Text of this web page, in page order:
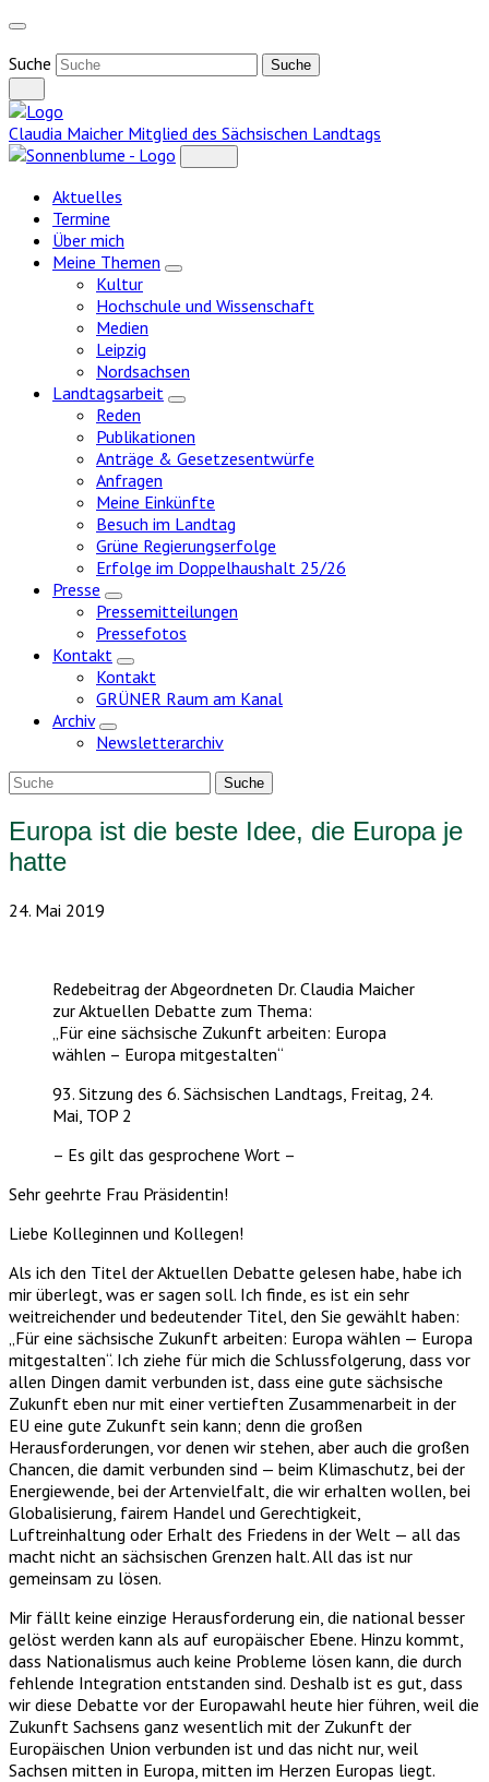
Weiter
Inhalt
Suche
Claudia Maicher Mitglied des Sächsischen Landtags
Aktuelles
Termine
Über mich
Meine Themen
Zeige
Kultur
Hochschule und Wissenschaft
Medien
Leipzig
Nordsachsen
Landtagsarbeit
Zeige
Reden
Publikationen
Anträge & Gesetzesentwürfe
Anfragen
Meine Einkünfte
Besuch im Landtag
Grüne Regierungserfolge
Erfolge im Doppelhaushalt 25/26
Presse
Zeige
Untermenü
Pressemitteilungen
Pressefotos
Kontakt
Zeige
Untermenü
Kontakt
GRÜNER Raum am Kanal
Archiv
Zeige
Untermenü
Newsletterarchiv
Europa ist die beste Idee, die Europa je
hatte
24. Mai 2019
Redebeitrag der Abgeordneten Dr. Claudia Maicher
zur Aktuellen Debatte zum Thema:
„Für eine sächsische Zukunft arbeiten: Europa
wählen – Europa mitgestalten“
93. Sitzung des 6. Sächsischen Landtags, Freitag, 24.
Mai, TOP 2
– Es gilt das gesprochene Wort –
Sehr geehrte Frau Präsidentin!
Liebe Kolleginnen und Kollegen!
Als ich den Titel der Aktuellen Debatte gelesen habe, habe ich
mir überlegt, was er sagen soll. Ich finde, es ist ein sehr
weitreichender und bedeutender Titel, den Sie gewählt haben:
„Für eine sächsische Zukunft arbeiten: Europa wählen — Europa
mitgestalten“. Ich ziehe für mich die Schlussfolgerung, dass vor
allen Dingen damit verbunden ist, dass eine gute sächsische
Zukunft eben nur mit einer vertieften Zusammenarbeit in der
EU eine gute Zukunft sein kann; denn die großen
Herausforderungen, vor denen wir stehen, aber auch die großen
Chancen, die damit verbunden sind — beim Klimaschutz, bei der
Energiewende, bei der Artenvielfalt, die wir erhalten wollen, bei
Globalisierung, fairem Handel und Gerechtigkeit,
Luftreinhaltung oder Erhalt des Friedens in der Welt — all das
macht nicht an sächsischen Grenzen halt. All das ist nur
gemeinsam zu lösen.
Mir fällt keine einzige Herausforderung ein, die national besser
gelöst werden kann als auf europäischer Ebene. Hinzu kommt,
dass Nationalismus auch keine Probleme lösen kann, die durch
fehlende Integration entstanden sind. Deshalb ist es gut, dass
wir diese Debatte vor der Europawahl heute hier führen, weil die
Zukunft Sachsens ganz wesentlich mit der Zukunft der
Europäischen Union verbunden ist und das nicht nur, weil
Sachsen mitten in Europa, mitten im Herzen Europas liegt.